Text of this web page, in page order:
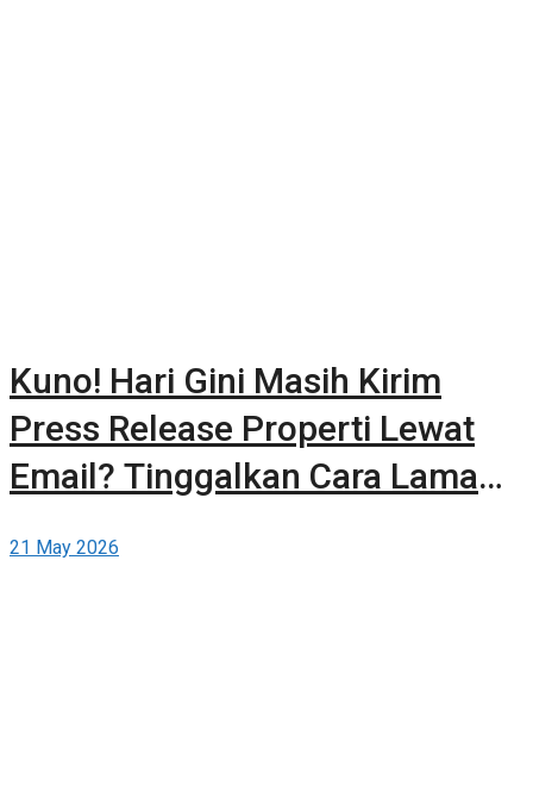
Kuno! Hari Gini Masih Kirim
Press Release Properti Lewat
Email? Tinggalkan Cara Lama
Gratis di Berita-Properti.com
21 May 2026